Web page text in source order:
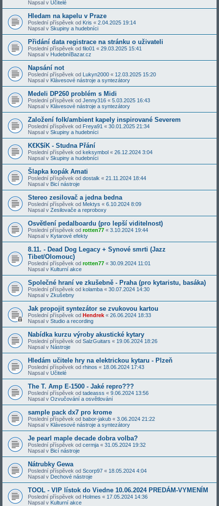
Napsal v Učitelé
Hledam na kapelu v Praze
Poslední příspěvek od Kris « 2.04.2025 19:14
Napsal v Skupiny a hudebníci
Přidání data registrace na stránku o uživateli
Poslední příspěvek od filo01 « 29.03.2025 15:41
Napsal v HudebníBazar.cz
Napsání not
Poslední příspěvek od Lukyn2000 « 12.03.2025 15:20
Napsal v Klávesové nástroje a syntezátory
Medeli DP260 problém s Midi
Poslední příspěvek od Jenny316 « 5.03.2025 16:43
Napsal v Klávesové nástroje a syntezátory
Založení folk/ambient kapely inspirované Severem
Poslední příspěvek od Freya91 « 30.01.2025 21:34
Napsal v Skupiny a hudebníci
K€K$íK - Studna Přání
Poslední příspěvek od keksymbol « 26.12.2024 3:04
Napsal v Skupiny a hudebníci
Šlapka kopák Amati
Poslední příspěvek od dostalk « 21.11.2024 18:44
Napsal v Bicí nástroje
Stereo zesilovač a jedna bedna
Poslední příspěvek od Mektys « 6.10.2024 8:09
Napsal v Zesilovače a reproboxy
Osvětlení pedalboardu (pro lepší viditelnost)
Poslední příspěvek od rotten77 « 3.10.2024 19:44
Napsal v Kytarové efekty
8.11. - Dead Dog Legacy + Synové smrti (Jazz
Tibet/Olomouc)
Poslední příspěvek od rotten77 « 30.09.2024 11:01
Napsal v Kulturní akce
Společné hraní ve zkušebně - Praha (pro kytaristu, basáka)
Poslední příspěvek od kolamba « 30.07.2024 14:30
Napsal v Zkušebny
Jak propojit syntezátor se zvukovou kartou
Poslední příspěvek od Hendrek « 26.06.2024 18:33
Napsal v Studio a recording
Nabídka kurzu výroby akustické kytary
Poslední příspěvek od SalzGuitars « 19.06.2024 18:26
Napsal v Nástroje
Hledám učitele hry na elektrickou kytaru - Plzeň
Poslední příspěvek od rhinos « 18.06.2024 17:43
Napsal v Učitelé
The T. Amp E-1500 - Jaké repro???
Poslední příspěvek od tadeasss « 9.06.2024 13:56
Napsal v Ozvučování a osvětlování
sample pack dx7 pro krome
Poslední příspěvek od babor-jakub « 3.06.2024 21:22
Napsal v Klávesové nástroje a syntezátory
Je pearl maple decade dobra volba?
Poslední příspěvek od cermja « 31.05.2024 19:32
Napsal v Bicí nástroje
Nátrubky Gewa
Poslední příspěvek od Scorp97 « 18.05.2024 4:04
Napsal v Dechové nástroje
TOOL - VIP lístok do Viedne 10.06.2024 PREDÁM-VYMENÍM
Poslední příspěvek od Holmes « 17.05.2024 14:36
Napsal v Kulturní akce